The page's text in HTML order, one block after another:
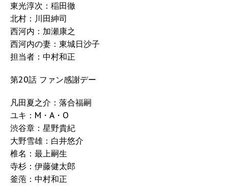
東光淳次：稲田徹
北村：川田紳司
西河内：加瀬康之
西河内の妻：東城日沙子
担当者：中村和正
第20話 ファン感謝デー
凡田夏之介：落合福嗣
ユキ：M・A・O
渋谷章：星野貴紀
大野雪雄：白井悠介
椎名：最上嗣生
寺杉：伊藤健太郎
釜萢：中村和正